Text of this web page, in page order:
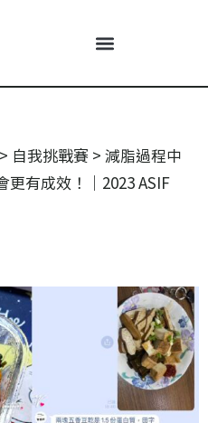
> 自我挑戰賽 > 減脂過程中
更有成效！｜2023 ASIF